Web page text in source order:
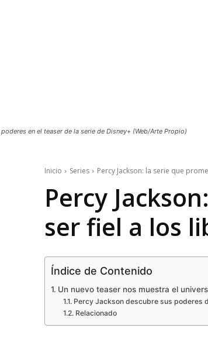
en el teaser de la serie de Disney+ (Web/Arte Propio)
Inicio Series Percy Jackson: la serie que
Percy
ser fiel a los
Índice de Contenido
Un nuevo teaser nos muestra el
Percy Jackson descubre sus poderes
Relacionado